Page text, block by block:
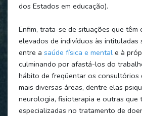
dos Estados em educação).
Enfim, trata-se de situações que têm
elevados de indivíduos às intituladas
entre a saúde física e mentale à
culminando por afastá-los do
hábito de freqüentar os consultórios
mais diversas áreas, dentre elas
neurologia, fisioterapia e outras que
especializadas no tratamento de